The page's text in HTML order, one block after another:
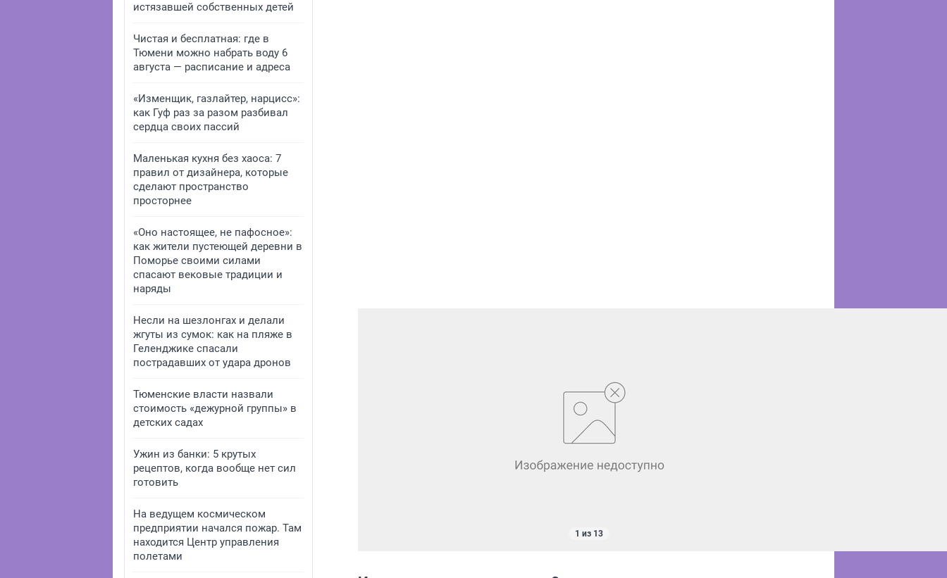
истязавшей собственных детей
Чистая и бесплатная: где в
Тюмени можно набрать воду 6
августа — расписание и адреса
«Изменщик, газлайтер, нарцисс»:
как Гуф раз за разом разбивал
сердца своих пассий
Маленькая кухня без хаоса: 7
правил от дизайнера, которые
сделают пространство
просторнее
«Оно настоящее, не пафосное»:
как жители пустеющей деревни в
Поморье своими силами
спасают вековые традиции и
наряды
Несли на шезлонгах и делали
жгуты из сумок: как на пляже в
Геленджике спасали
пострадавших от удара дронов
Тюменские власти назвали
стоимость «дежурной группы» в
детских садах
Ужин из банки: 5 крутых
рецептов, когда вообще нет сил
готовить
На ведущем космическом
предприятии начался пожар. Там
находится Центр управления
полетами
1 из 13